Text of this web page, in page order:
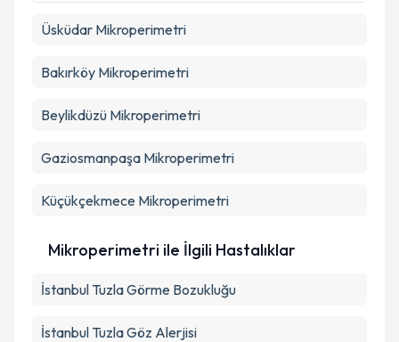
Üsküdar Mikroperimetri
Bakırköy Mikroperimetri
Beylikdüzü Mikroperimetri
Gaziosmanpaşa Mikroperimetri
Küçükçekmece Mikroperimetri
Mikroperimetri ile İlgili Hastalıklar
İstanbul Tuzla Görme Bozukluğu
İstanbul Tuzla Göz Alerjisi